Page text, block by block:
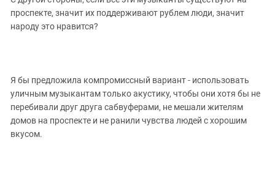
проспекте, значит их поддерживают рублем люди, значит
народу это нравится?
Я бы предложила компромиссный вариант - использовать
уличным музыкантам только акустику, чтобы они хотя бы не
перебивали друг друга сабвуферами, не мешали жителям
домов на проспекте и не ранили чувства людей с хорошим
вкусом.